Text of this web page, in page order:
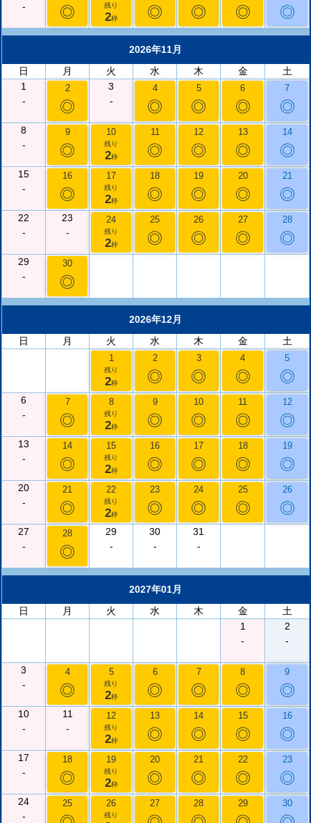
-
◎ 残り
2枠 ◎ ◎ ◎ ◎
2026年11月
日
月 火 水 木 金
土
1
-
2
◎
3
-
4
◎
5
◎
6
◎
7
◎
8
-
9
◎
10
残り
2枠
11
◎
12
◎
13
◎
14
◎
15
-
16
◎
17
残り
2枠
18
◎
19
◎
20
◎
21
◎
22
-
23
-
24
残り
2枠
25
◎
26
◎
27
◎
28
◎
29
-
30
◎
2026年12月
日
月 火 水 木 金 土
1
残り
2枠
2
◎
3
◎
4
◎
5
◎
6
-
7
◎
8
残り
2枠
9
◎
10
◎
11
◎
12
◎
13
-
14
◎
15
残り
2枠
16
◎
17
◎
18
◎
19
◎
20
-
21
◎
22
残り
2枠
23
◎
24
◎
25
◎
26
◎
27
-
28
◎
29
-
30
-
31
-
2027年01月
日
月 火 水 木 金
土
1
-
2
-
3
-
4
◎
5
残り
2枠
6
◎
7
◎
8
◎
9
◎
10
-
11
-
12
残り
2枠
13
◎
14
◎
15
◎
16
◎
17
-
18
◎
19
残り
2枠
20
◎
21
◎
22
◎
23
◎
24
-
25 26
残り
27 28 29 30